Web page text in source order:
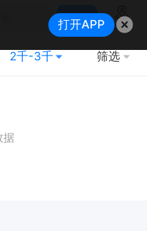
搜索
地图
2千-3千 筛选
据
打开APP